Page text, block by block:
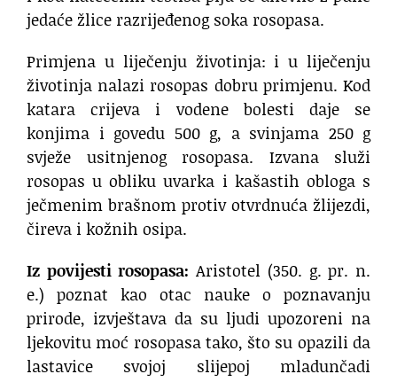
jedaće žlice razrijeđenog soka rosopasa.
Primjena u liječenju životinja: i u liječenju
životinja nalazi rosopas dobru primjenu. Kod
katara crijeva i vodene bolesti daje se
konjima i govedu 500 g, a svinjama 250 g
svježe usitnjenog rosopasa. Izvana služi
rosopas u obliku uvarka i kašastih obloga s
ječmenim brašnom protiv otvrdnuća žlijezdi,
čireva i kožnih osipa.
Iz povijesti rosopasa: Aristotel (350. g. pr. n.
e.) poznat kao otac nauke o poznavanju
prirode, izvještava da su ljudi upozoreni na
ljekovitu moć rosopasa tako, što su opazili da
lastavice svojoj slijepoj mladunčadi